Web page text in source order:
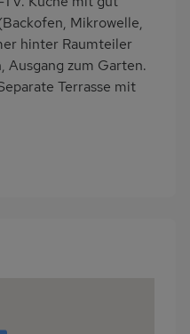
Mikrowelle,
hinter Raumteiler
zum Garten.
Terrasse mit